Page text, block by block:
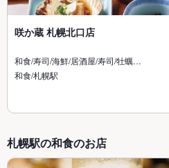
咲か蔵 札幌北口店
和食/寿司/海鮮/居酒屋/寿司/牡蠣…
和食/札幌駅
札幌駅の和食のお店